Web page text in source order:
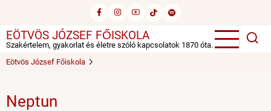
tartalomra
EÖTVÖS JÓZSEF FŐISKOLA
Szakértelem, gyakorlat és életre szóló kapcsolatok 1870 óta.
Eötvös József Főiskola
Neptun